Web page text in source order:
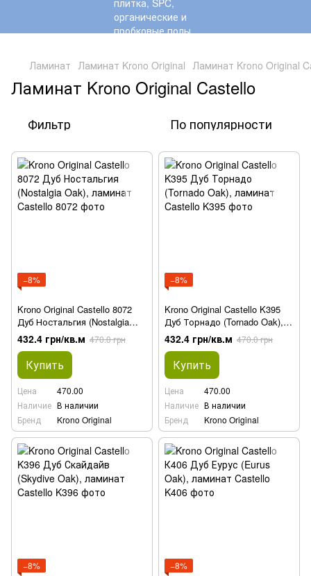
Ламинат Ламинат Krono Original Ламинат Krono Original
Ламинат Krono Original Castello
Фильтр По популярности
−8%
Krono Original Castello 8072
Дуб Ностальгия (Nostalgia
Oak), ламинат
432.4 грн/кв.м 470.0 грн
Купить
Цена
470.00
Наличие В наличии
Бренд
Krono Original
−8%
Krono Original Castello K395
Дуб Торнадо (Tornado Oak),
ламинат
432.4 грн/кв.м 470.0 грн
Купить
Цена
470.00
Наличие В наличии
Бренд
Krono Original
−8% −8%